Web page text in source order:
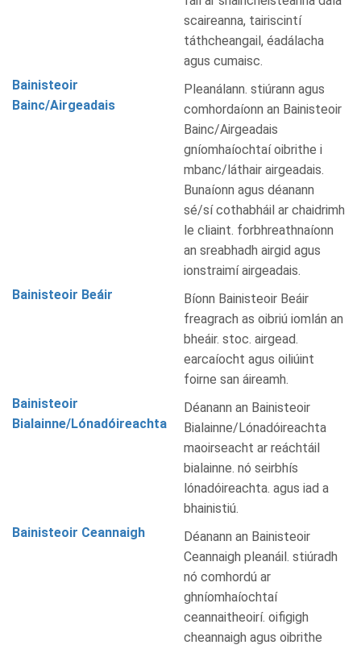
scaireanna, tairiscintí
táthcheangail, éadálacha
agus cumaisc.
Bainisteoir
Bainc/Airgeadais
Pleanálann. stiúrann agus
comhordaíonn an Bainisteoir
Bainc/Airgeadais
gníomhaíochtaí oibrithe i
mbanc/láthair airgeadais.
Bunaíonn agus déanann
sé/sí cothabháil ar chaidrimh
le cliaint. forbhreathnaíonn
an sreabhadh airgid agus
ionstraimí airgeadais.
Bainisteoir Beáir
Bíonn Bainisteoir Beáir
freagrach as oibriú iomlán an
bheáir. stoc. airgead.
earcaíocht agus oiliúint
foirne san áireamh.
Bainisteoir
Bialainne/Lónadóireachta
Déanann an Bainisteoir
Bialainne/Lónadóireachta
maoirseacht ar reáchtáil
bialainne. nó seirbhís
lónadóireachta. agus iad a
bhainistiú.
Bainisteoir Ceannaigh
Déanann an Bainisteoir
Ceannaigh pleanáil. stiúradh
nó comhordú ar
ghníomhaíochtaí
ceannaitheoirí. oifigigh
cheannaigh agus oibrithe